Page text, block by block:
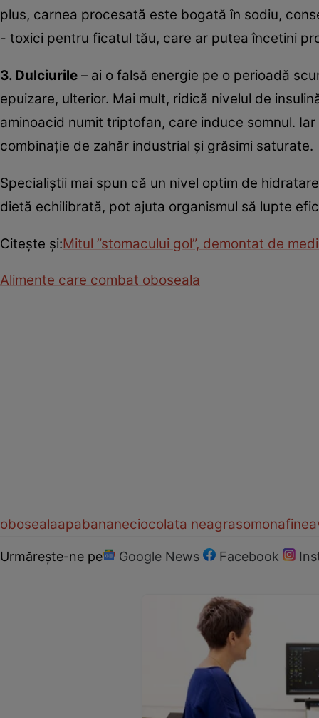
plus, carnea procesată este bogată în sodiu,
- toxici pentru ficatul tău, care ar putea încetini
3. Dulciurile – ai o falsă energie pe o perioadă
epuizare, ulterior. Mai mult, ridică nivelul de
aminoacid numit triptofan, care induce somnul.
combinaţie de zahăr industrial şi grăsimi saturate.
Specialiștii mai spun că un nivel optim de
dietă echilibrată, pot ajuta organismul să lupte
Citește și:Mitul ”stomacului gol”, demontat de
Alimente care combat oboseala
obosealaapabananeciocolata neagrasomonafine
Urmărește-ne pe Google News Facebook